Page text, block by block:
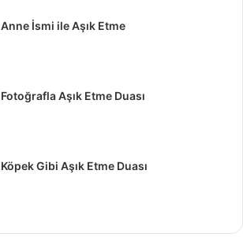
Anne İsmi ile Aşık Etme
Fotoğrafla Aşık Etme Duası
Köpek Gibi Aşık Etme Duası